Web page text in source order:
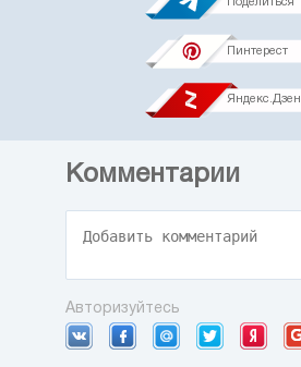
Поделиться
Пинтерест
Яндекс.Дзен
Комментарии
Авторизуйтесь